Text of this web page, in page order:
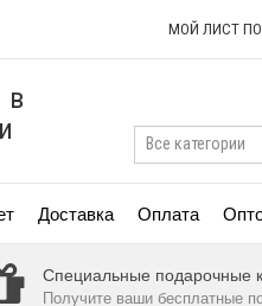
МОЙ ЛИСТ
в
Доставка Оплата
Специальные подарочные
Получите ваши бесплатные